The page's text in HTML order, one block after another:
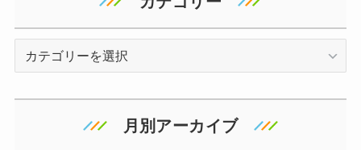
月別アーカイブ